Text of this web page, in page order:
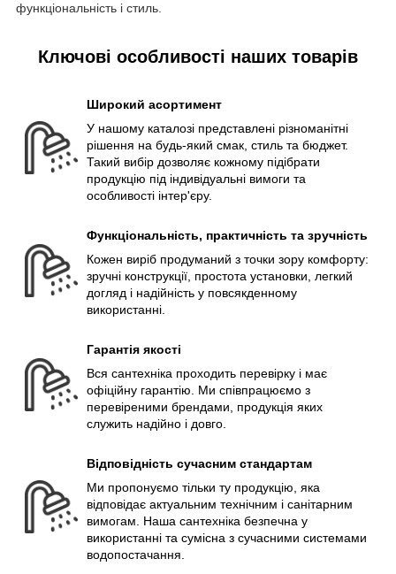
функціональність і стиль.
Ключові особливості наших товарів
Широкий асортимент
У нашому каталозі представлені різноманітні
рішення на будь-який смак, стиль та бюджет.
Такий вибір дозволяє кожному підібрати
продукцію під індивідуальні вимоги та
особливості інтер'єру.
Функціональність, практичність та зручність
Кожен виріб продуманий з точки зору комфорту:
зручні конструкції, простота установки, легкий
догляд і надійність у повсякденному
використанні.
Гарантія якості
Вся сантехніка проходить перевірку і має
офіційну гарантію. Ми співпрацюємо з
перевіреними брендами, продукція яких
служить надійно і довго.
Відповідність сучасним стандартам
Ми пропонуємо тільки ту продукцію, яка
відповідає актуальним технічним і санітарним
вимогам. Наша сантехніка безпечна у
використанні та сумісна з сучасними системами
водопостачання.